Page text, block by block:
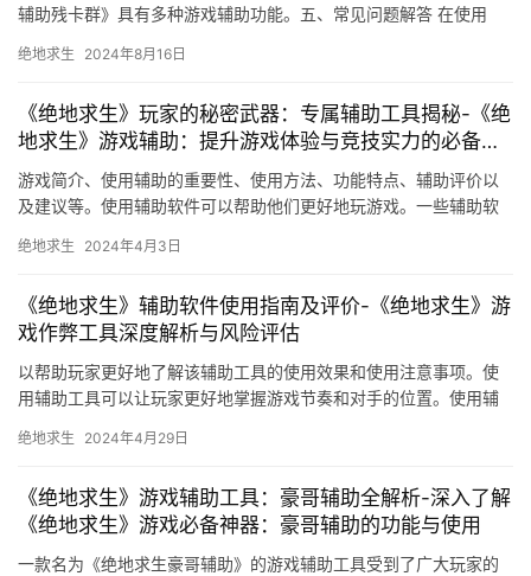
辅助残卡群》具有多种游戏辅助功能。五、常见问题解答 在使用
绝地求生 2024年8月16日
《绝地求生》玩家的秘密武器：专属辅助工具揭秘-《绝
地求生》游戏辅助：提升游戏体验与竞技实力的必备神
器
游戏简介、使用辅助的重要性、使用方法、功能特点、辅助评价以
及建议等。使用辅助软件可以帮助他们更好地玩游戏。一些辅助软
绝地求生 2024年4月3日
《绝地求生》辅助软件使用指南及评价-《绝地求生》游
戏作弊工具深度解析与风险评估
以帮助玩家更好地了解该辅助工具的使用效果和使用注意事项。使
用辅助工具可以让玩家更好地掌握游戏节奏和对手的位置。使用辅
绝地求生 2024年4月29日
《绝地求生》游戏辅助工具：豪哥辅助全解析-深入了解
《绝地求生》游戏必备神器：豪哥辅助的功能与使用
一款名为《绝地求生豪哥辅助》的游戏辅助工具受到了广大玩家的